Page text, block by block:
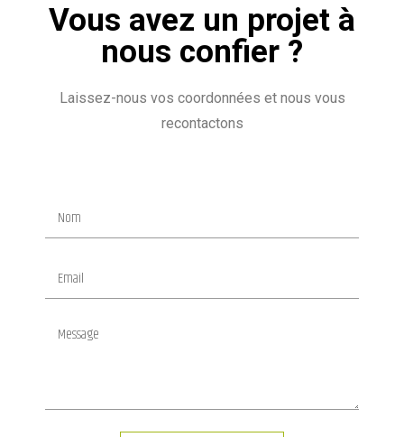
Vous avez un projet à
nous confier ?
Laissez-nous vos coordonnées et nous vous
recontactons